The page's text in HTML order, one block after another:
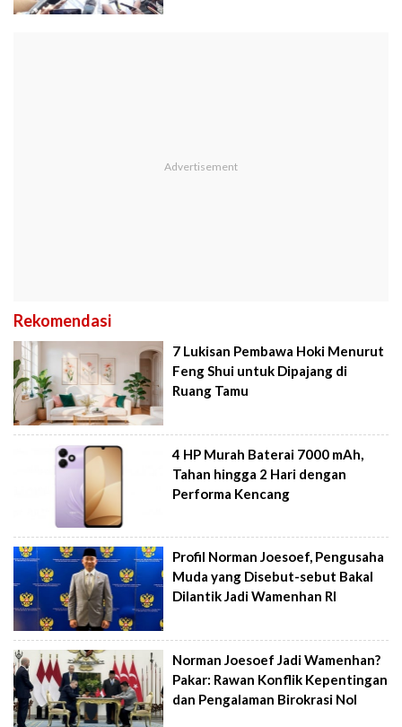
Rekomendasi
7 Lukisan Pembawa Hoki Menurut
Feng Shui untuk Dipajang di
Ruang Tamu
4 HP Murah Baterai 7000 mAh,
Tahan hingga 2 Hari dengan
Performa Kencang
Profil Norman Joesoef, Pengusaha
Muda yang Disebut-sebut Bakal
Dilantik Jadi Wamenhan RI
Norman Joesoef Jadi Wamenhan?
Pakar: Rawan Konflik Kepentingan
dan Pengalaman Birokrasi Nol